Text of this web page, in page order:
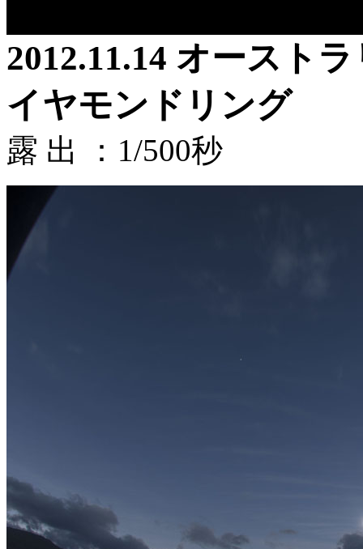
2012.11.14 オースト
イヤモンドリング
露 出 ：1/500秒